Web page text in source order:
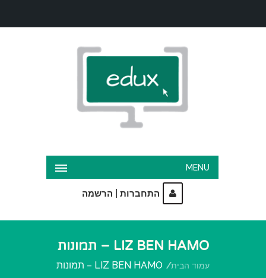
MENU
התחברות הרשמה
LIZ BEN HAMO – תמונות
עמוד הבית LIZ BEN HAMO – תמונות